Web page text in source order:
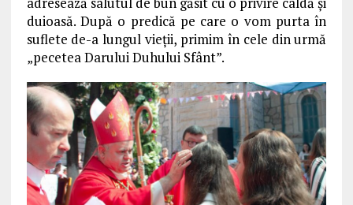
duioasă. După o predică pe care o vom purta în
suflete de-a lungul vieţii, primim în cele din urmă
„pecetea Darului Duhului Sfânt”.